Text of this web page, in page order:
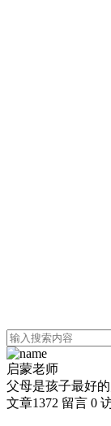
启蒙老师
父母是孩子最好的
文章1372 留言 0